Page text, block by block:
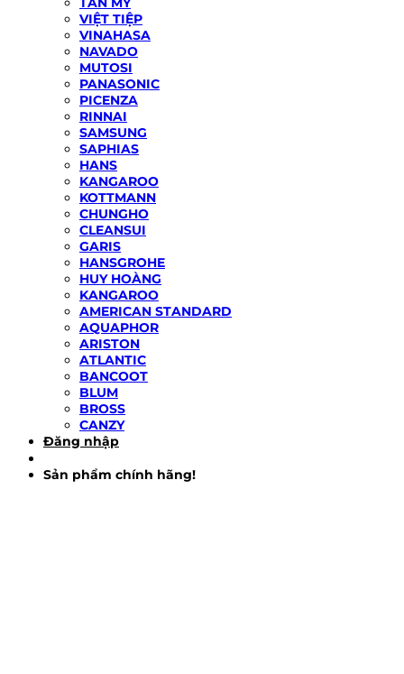
VIỆT TIỆP
VINAHASA
NAVADO
MUTOSI
PANASONIC
PICENZA
RINNAI
SAMSUNG
SAPHIAS
HANS
KANGAROO
KOTTMANN
CHUNGHO
CLEANSUI
GARIS
HANSGROHE
HUY HOÀNG
KANGAROO
AMERICAN STANDARD
AQUAPHOR
ARISTON
ATLANTIC
BANCOOT
BLUM
BROSS
CANZY
Đăng nhập
Sản phẩm chính hãng!